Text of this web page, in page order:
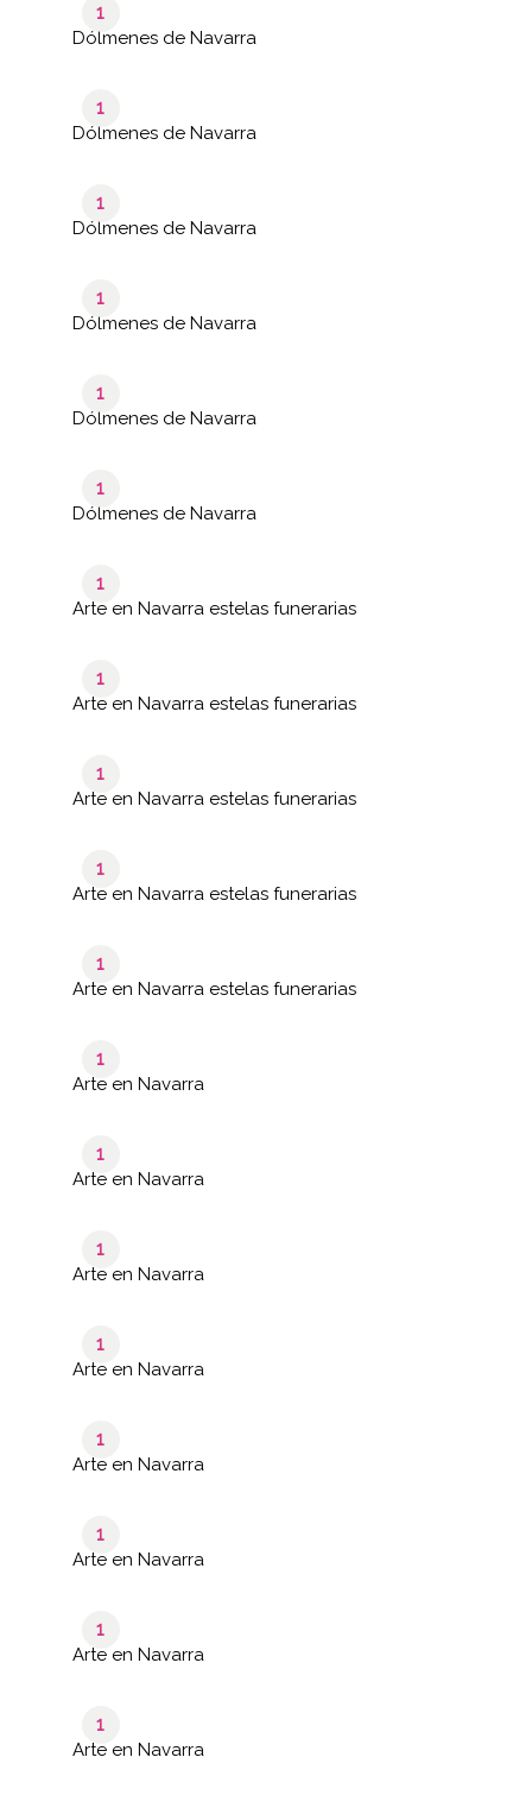
1
Dólmenes de Navarra
1
Dólmenes de Navarra
1
Dólmenes de Navarra
1
Dólmenes de Navarra
1
Dólmenes de Navarra
1
Dólmenes de Navarra
1
Arte en Navarra estelas funerarias
1
Arte en Navarra estelas funerarias
1
Arte en Navarra estelas funerarias
1
Arte en Navarra estelas funerarias
1
Arte en Navarra estelas funerarias
1
Arte en Navarra
1
Arte en Navarra
1
Arte en Navarra
1
Arte en Navarra
1
Arte en Navarra
1
Arte en Navarra
1
Arte en Navarra
1
Arte en Navarra